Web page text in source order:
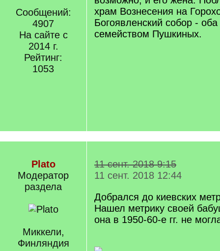
Сообщений:
4907
На сайте с
2014 г.
Рейтинг:
1053
храм Вознесения на
Богоявленский собор -
семейством Пушкиных.
Plato
Модератор
раздела
Миккели,
Финляндия
11 сент. 2018 9:15
11 сент. 2018 12:44
Добрался до киевских
Нашел метрику своей
она в 1950-60-е гг. не